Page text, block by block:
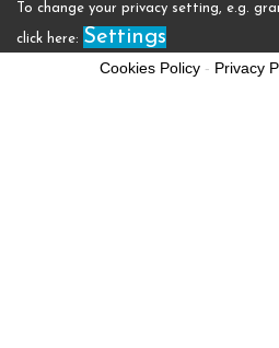
To change your privacy setting, e.g.
click here: Settings
Cookies Policy - Privacy